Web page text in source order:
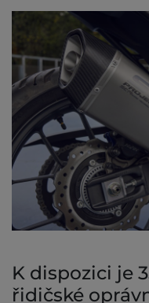
K dispozici je
řidičské